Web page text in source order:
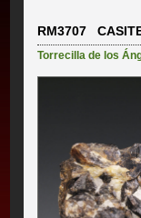
RM3707
Torrecilla de los